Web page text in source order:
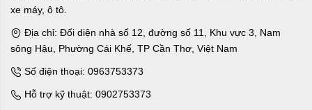
xe máy, ô tô.
Địa chỉ: Đối diện nhà số 12, đường số 11, Khu vực 3, Nam
sông Hậu, Phường Cái Khế, TP Cần Thơ, Việt Nam
Số điện thoại: 0963753373
Hỗ trợ kỹ thuật: 0902753373